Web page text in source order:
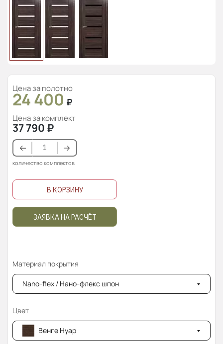
Цена за полотно
24 400 ₽
Цена за комплект
37 790 ₽
количество комплектов
В КОРЗИНУ
ЗАЯВКА НА РАСЧЁТ
Материал покрытия
Nano-flex / Нано-флекс шпон
Цвет
Венге Нуар